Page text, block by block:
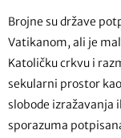
Brojne su države
Vatikanom, ali je
Katoličku crkvu i
sekularni prostor
slobode izražavanja
sporazuma